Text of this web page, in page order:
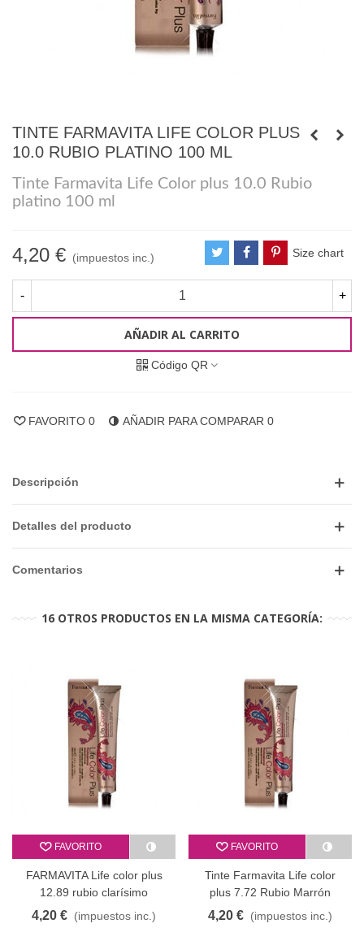
TINTE FARMAVITA LIFE COLOR PLUS
10.0 RUBIO PLATINO 100 ML
Tinte Farmavita Life Color plus 10.0 Rubio
platino 100 ml
4,20 € (impuestos inc.) Size chart
- +
AÑADIR AL CARRITO
Código QR
FAVORITO 0 AÑADIR PARA COMPARAR 0
Descripción
Detalles del producto
Comentarios
16 OTROS PRODUCTOS EN LA MISMA CATEGORÍA:
FAVORITO
FARMAVITA Life color plus
12.89 rubio clarísimo
superaclarante perla ceniza
4,20 € (impuestos inc.)
FAVORITO
Tinte Farmavita Life color
plus 7.72 Rubio Marrón
Iridescente - 100 ml
4,20 € (impuestos inc.)